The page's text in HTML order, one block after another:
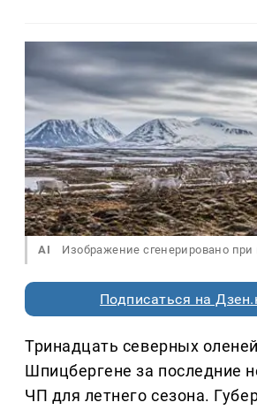
AI Изображение сгенерировано
Подписаться на
Тринадцать северных
Шпицбергене за последние
ЧП для летнего сезона.